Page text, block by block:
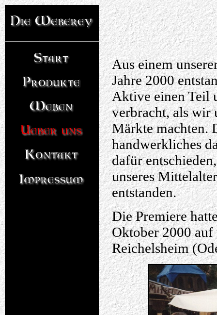
Aus einem
Jahre 2000
Aktive einen Teil
verbracht, als wir
Märkte machten.
handwerkliches
dafür
unseres
entstanden.
Die Premiere
Oktober 2000
Reichelsheim